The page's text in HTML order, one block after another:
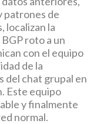
patrones de
localizan la
roto a un
con el equipo
de la
del chat grupal en
Este equipo
y finalmente
normal.